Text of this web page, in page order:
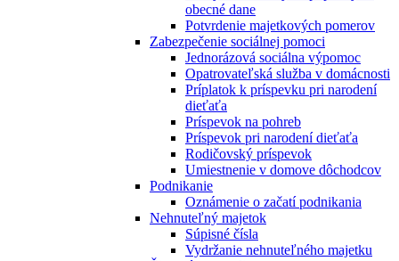
obecné dane
Potvrdenie majetkových pomerov
Zabezpečenie sociálnej pomoci
Jednorázová sociálna výpomoc
Opatrovateľská služba v domácnosti
Príplatok k príspevku pri narodení
dieťaťa
Príspevok na pohreb
Príspevok pri narodení dieťaťa
Rodičovský príspevok
Umiestnenie v domove dôchodcov
Podnikanie
Oznámenie o začatí podnikania
Nehnuteľný majetok
Súpisné čísla
Vydržanie nehnuteľného majetku